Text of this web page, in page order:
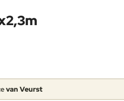
van Veurst